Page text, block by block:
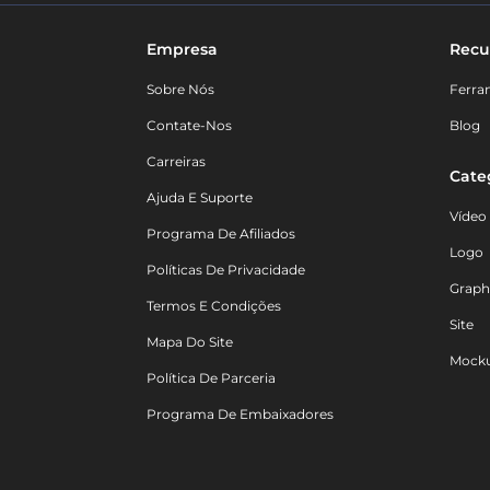
Empresa
Sobre Nós
Contate-Nos
Carreiras
Ajuda E Suporte
Programa De Afiliados
Políticas De Privacidade
Termos E Condições
Mapa Do Site
Política De Parceria
Programa De Embaixadores
Blog
Vídeo
Logo
Site